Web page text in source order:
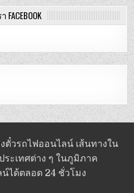
ตั๋วรถไฟออนไลน์ เส้นทางใน
ระเทศต่าง ๆ ในภูมิภาค
น์ได้ตลอด 24 ชั่วโมง